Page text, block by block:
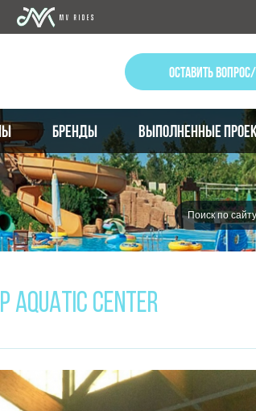
ОСТАВИТЬ
БРЕНДЫ ВЫПОЛНЕННЫЕ
AQUATIC CENTER